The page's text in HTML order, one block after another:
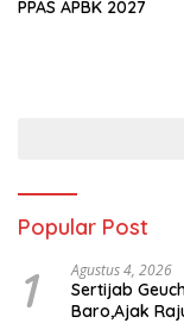
PPAS APBK 2027
Popular Post
1 Agustus 4, 2026
Sertijab
Baro,Ajak